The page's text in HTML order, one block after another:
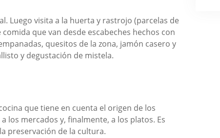
Luego visita a la huerta y rastrojo (parcelas de
que van desde escabeches hechos con
quesitos de la zona, jamón casero y
y degustación de mistela.
que tiene en cuenta el origen de los
los mercados y, finalmente, a los platos. Es
preservación de la cultura.